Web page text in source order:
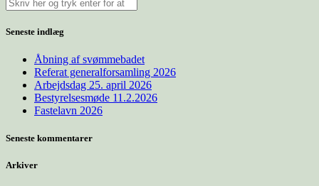
Seneste indlæg
Åbning af svømmebadet
Referat generalforsamling 2026
Arbejdsdag 25. april 2026
Bestyrelsesmøde 11.2.2026
Fastelavn 2026
Seneste kommentarer
Arkiver